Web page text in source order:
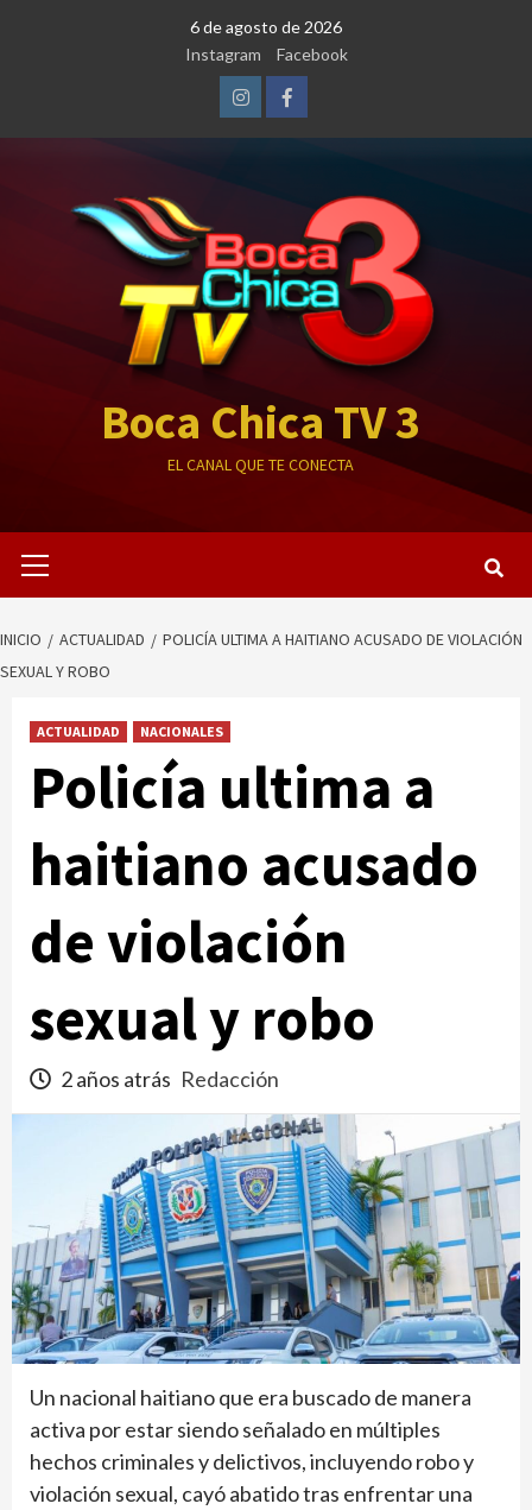
6 de agosto de 2026
Instagram
Facebook
InstagramFacebook
Boca Chica TV 3
EL CANAL QUE TE CONECTA
primario
INICIO ACTUALIDAD
POLICÍA ULTIMA A HAITIANO ACUSADO DE VIOLACIÓN
SEXUAL Y ROBO
ACTUALIDAD NACIONALES
Policía ultima a
haitiano acusado
de violación
sexual y robo
2 años atrás Redacción
Un nacional haitiano que era buscado de manera
activa por estar siendo señalado en múltiples
hechos criminales y delictivos, incluyendo robo y
violación sexual, cayó abatido tras enfrentar una